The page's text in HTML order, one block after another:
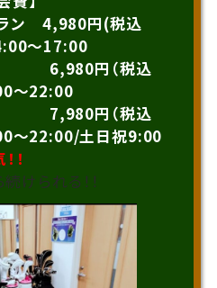
ラン 4,980円(税込
～17:00
6,980円（税込
～22:00
7,980円（税込
～22:00/土日祝9:00
！
けられる！！